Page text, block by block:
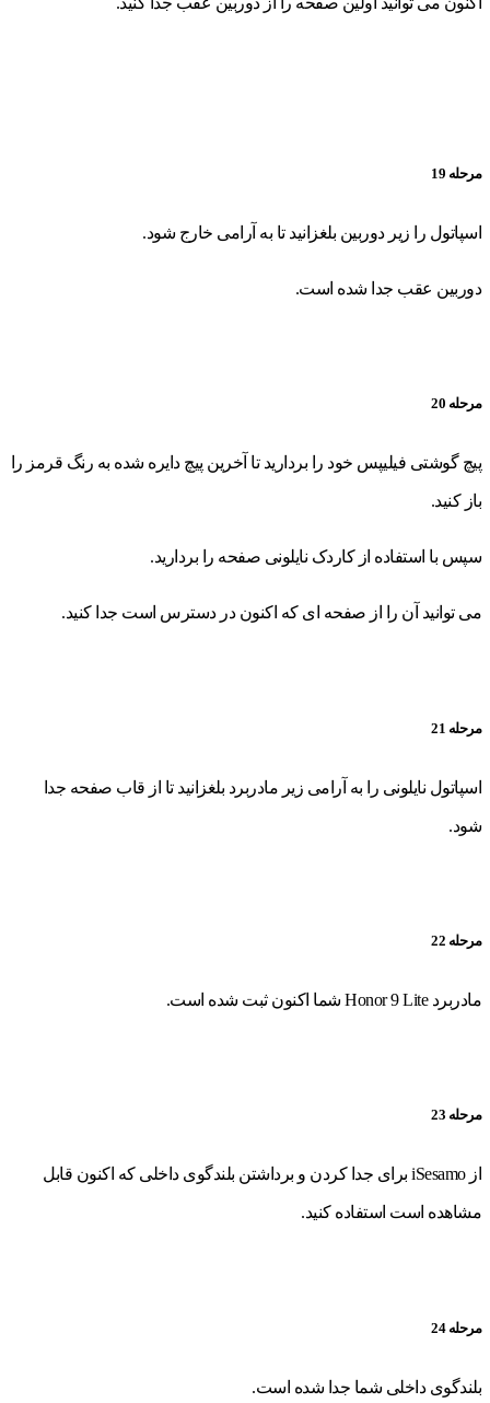
مرحله 19
اسپاتول را زیر دوربین بلغزانید تا به آرامی خارج شود.
دوربین عقب جدا شده است.
مرحله 20
پیچ گوشتی فیلیپس خود را بردارید تا آخرین پیچ دایره شده به رنگ قرمز را
باز کنید.
سپس با استفاده از کاردک نایلونی صفحه را بردارید.
می توانید آن را از صفحه ای که اکنون در دسترس است جدا کنید.
مرحله 21
اسپاتول نایلونی را به آرامی زیر مادربرد بلغزانید تا از قاب صفحه جدا
شود.
مرحله 22
مادربرد Honor 9 Lite شما اکنون ثبت شده است.
مرحله 23
از iSesamo برای جدا کردن و برداشتن بلندگوی داخلی که اکنون قابل
مشاهده است استفاده کنید.
مرحله 24
بلندگوی داخلی شما جدا شده است.